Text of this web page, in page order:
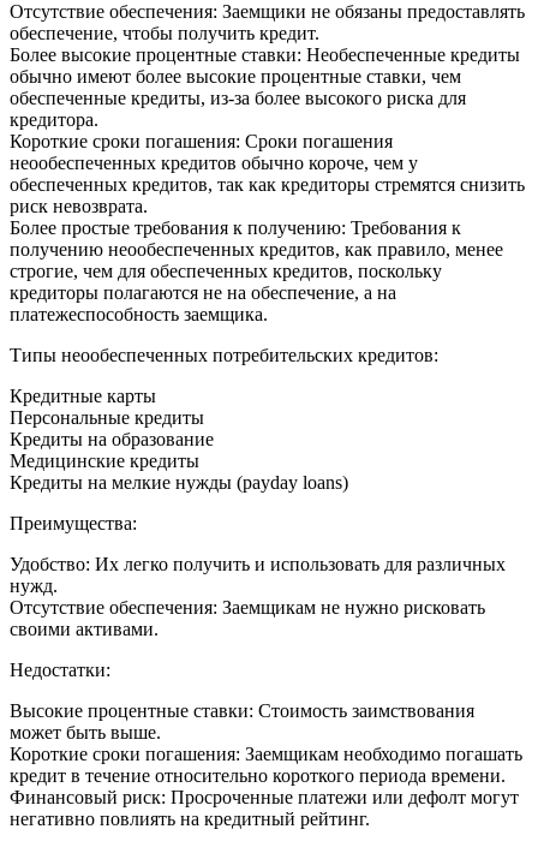
Отсутствие обеспечения: Заемщики не обязаны предоставлять
обеспечение, чтобы получить кредит.
Более высокие процентные ставки: Необеспеченные кредиты
обычно имеют более высокие процентные ставки, чем
обеспеченные кредиты, из-за более высокого риска для
кредитора.
Короткие сроки погашения: Сроки погашения
неообеспеченных кредитов обычно короче, чем у
обеспеченных кредитов, так как кредиторы стремятся снизить
риск невозврата.
Более простые требования к получению: Требования к
получению неообеспеченных кредитов, как правило, менее
строгие, чем для обеспеченных кредитов, поскольку
кредиторы полагаются не на обеспечение, а на
платежеспособность заемщика.
Типы неообеспеченных потребительских кредитов:
Кредитные карты
Персональные кредиты
Кредиты на образование
Медицинские кредиты
Кредиты на мелкие нужды (payday loans)
Преимущества:
Удобство: Их легко получить и использовать для различных
нужд.
Отсутствие обеспечения: Заемщикам не нужно рисковать
своими активами.
Недостатки:
Высокие процентные ставки: Стоимость заимствования
может быть выше.
Короткие сроки погашения: Заемщикам необходимо погашать
кредит в течение относительно короткого периода времени.
Финансовый риск: Просроченные платежи или дефолт могут
негативно повлиять на кредитный рейтинг.